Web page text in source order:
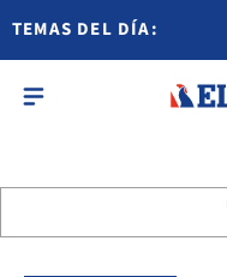
TEMAS DEL DÍA: